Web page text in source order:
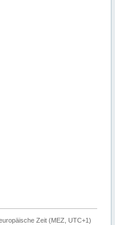
Zeit (MEZ, UTC+1)